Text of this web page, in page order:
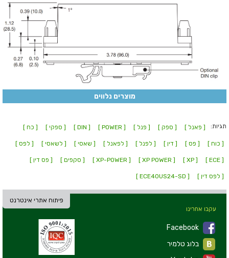
מוצרים נלווים
תגיות: [ פאנל ] [ ספק ] [ פנל ] [ POWER ]
[ DIN ] [ ספקי ] [ כח ]
[ כוח ] [ פס ] [ דין ] [ לפנל ] [ לפאנל ] [ שאסי ] [ לשאסי ] [ לפס ]
[ ECE ]
[ XP ]
[ XP POWER ]
[ XP-POWER ] [ סקפים ] [ פס דין ]
[ לפס דין ] [ ECE40US24-SD ]
פיתוח אתרי אינטרנט
עקבו אחרינו
Facebook